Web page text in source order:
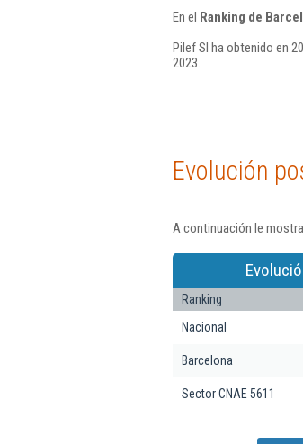
En el Ranking de
Pilef Sl ha obtenido en
2023.
Evolución
A continuación le
Ranking
Nacional
Barcelona
Sector CNAE 5611